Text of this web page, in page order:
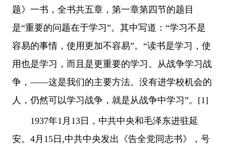
题》一书，全书共五章，第一章第四节的题目
是“重要的问题在于学习”。其中写道：“学习不是
容易的事情，使用更加不容易”。“读书是学习，使
用也是学习，而且是更重要的学习。从战争学习战
争，——这是我们的主要方法。没有进学校机会的
人，仍然可以学习战争，就是从战争中学习”。[1]
1937年1月13日，中共中央和毛泽东进驻延
安。4月15日,中共中央发出《告全党同志书》，号